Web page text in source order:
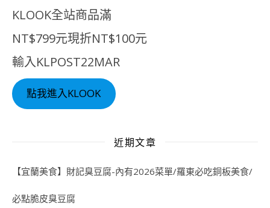
KLOOK全站商品滿
NT$799元現折NT$100元
輸入KLPOST22MAR
點我進入KLOOK
近期文章
【宜蘭美食】財記臭豆腐-內有2026菜單/羅東必吃銅板美食/
必點脆皮臭豆腐